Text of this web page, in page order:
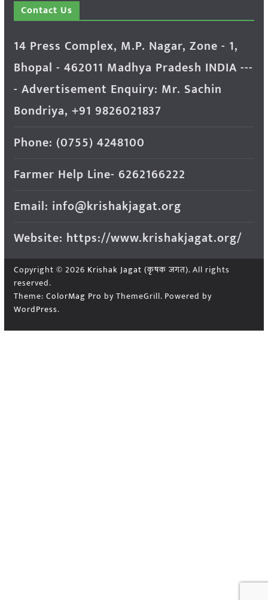
Contact Us
14 Press Complex, M.P. Nagar, Zone - 1,
Bhopal - 462011 Madhya Pradesh INDIA ---
- Advertisement Enquiry: Mr. Sachin
Bondriya, +91 9826021837
Phone: (0755) 4248100
Farmer Help Line- 6262166222
Email: info@krishakjagat.org
Website: https://www.krishakjagat.org/
Copyright © 2026 Krishak Jagat (कृषक जगत). All rights
reserved.
Theme: ColorMag Pro by ThemeGrill. Powered by
WordPress.